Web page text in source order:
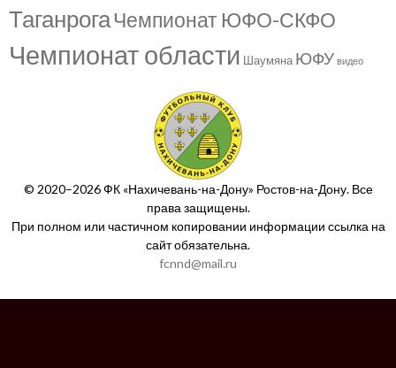
ТаганрогаЧемпионат ЮФО-СКФО
Чемпионат области Шаумяна ЮФУ видео
© 2020–2026 ФК «Нахичевань-на-Дону» Ростов-на-Дону. Все
права защищены.
При полном или частичном копировании информации ссылка на
сайт обязательна.
fcnnd@mail.ru